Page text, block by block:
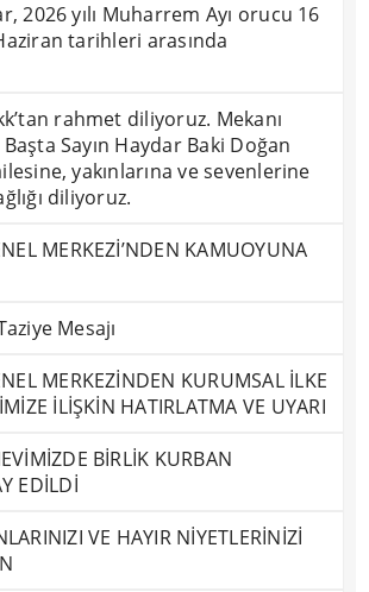
2026 yılı Muharrem Ayı orucu 16
tarihleri arasında
rahmet diliyoruz. Mekanı
Sayın Haydar Baki Doğan
yakınlarına ve sevenlerine
diliyoruz.
MERKEZİ’NDEN KAMUOYUNA
Mesajı
MERKEZİNDEN KURUMSAL İLKE
İLİŞKİN HATIRLATMA VE UYARI
BİRLİK KURBAN
EDİLDİ
VE HAYIR NİYETLERİNİZİ